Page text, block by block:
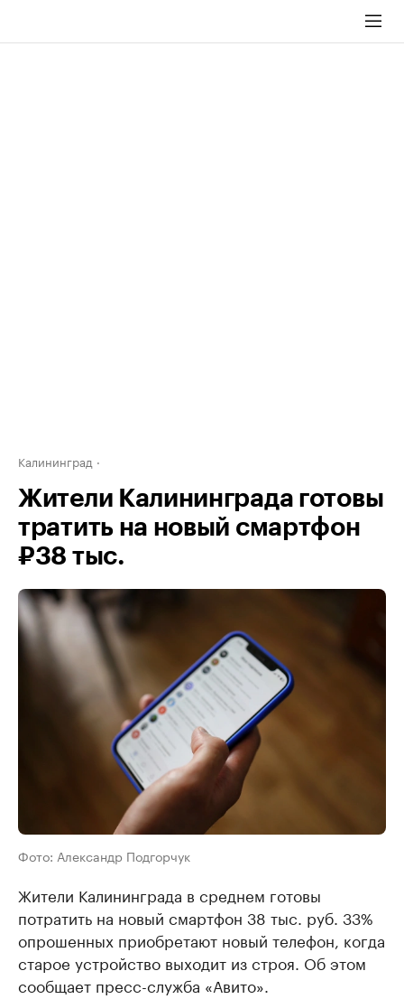
Калининград
Жители Калининграда готовы
тратить на новый смартфон
₽38 тыс.
Фото: Александр Подгорчук
Жители Калининграда в среднем готовы
потратить на новый смартфон 38 тыс. руб. 33%
опрошенных приобретают новый телефон, когда
старое устройство выходит из строя. Об этом
сообщает пресс-служба «Авито».